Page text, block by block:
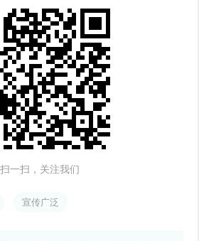
扫一扫，关注我们
宣传广泛